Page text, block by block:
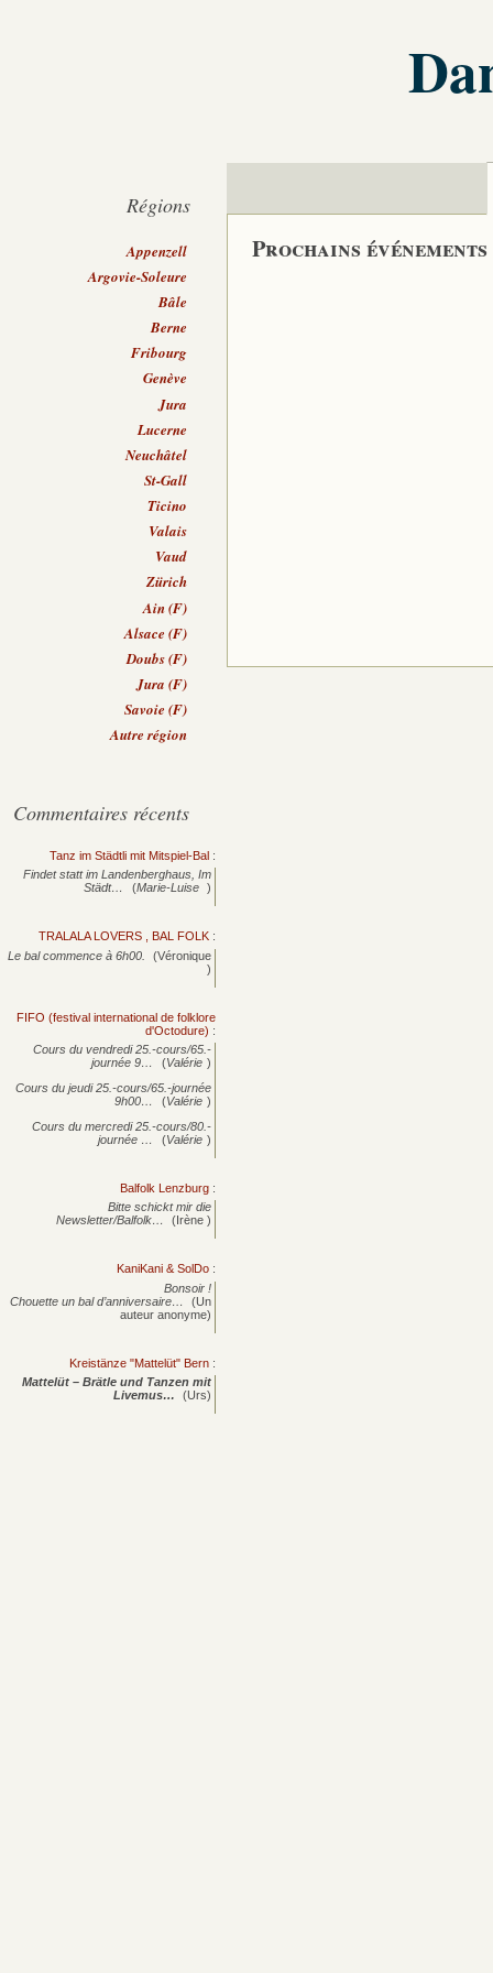
Prochains événements
Régions
Appenzell
Argovie-Soleure
Bâle
Berne
Fribourg
Genève
Jura
Lucerne
Neuchâtel
St-Gall
Ticino
Valais
Vaud
Zürich
Ain (F)
Alsace (F)
Doubs (F)
Jura (F)
Savoie (F)
Autre région
Commentaires récents
Tanz im Städtli mit Mitspiel-Bal :
Findet statt im Landenberghaus, Im
Städt…
(Marie-Luise )
TRALALA LOVERS , BAL FOLK :
Le bal commence à 6h00.
(Véronique
)
FIFO (festival international de folklore
d'Octodure) :
Cours du vendredi 25.-cours/65.-
journée 9… (Valérie )
Cours du jeudi 25.-cours/65.-journée
9h00…
(Valérie )
Cours du mercredi 25.-cours/80.-
journée … (Valérie )
Balfolk Lenzburg :
Bitte schickt mir die
Newsletter/Balfolk…
(Irène )
KaniKani & SolDo :
Bonsoir !
Chouette un bal d’anniversaire…
(Un
auteur anonyme)
Kreistänze "Mattelüt" Bern :
Mattelüt – Brätle und Tanzen mit
Livemus…
(Urs)